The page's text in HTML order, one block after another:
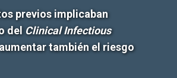
previos implicaban
del Clinical Infectious
también el riesgo